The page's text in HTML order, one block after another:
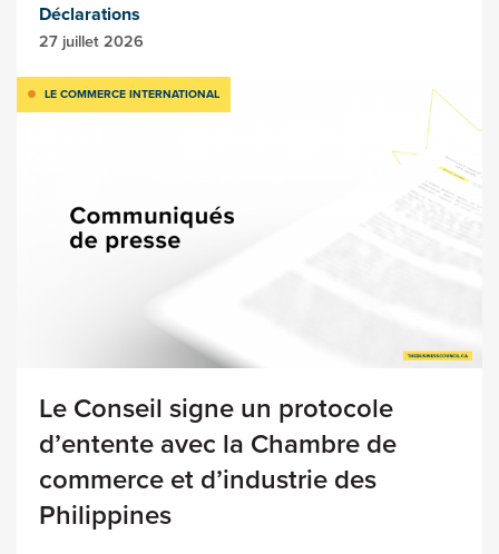
Déclarations
27 juillet 2026
LE COMMERCE INTERNATIONAL
Le Conseil signe un protocole
d’entente avec la Chambre de
commerce et d’industrie des
Philippines